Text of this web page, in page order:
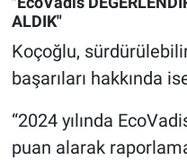
ALDIK"
Koçoğlu,
başarıları hakkında
“2024 yılında
puan alarak